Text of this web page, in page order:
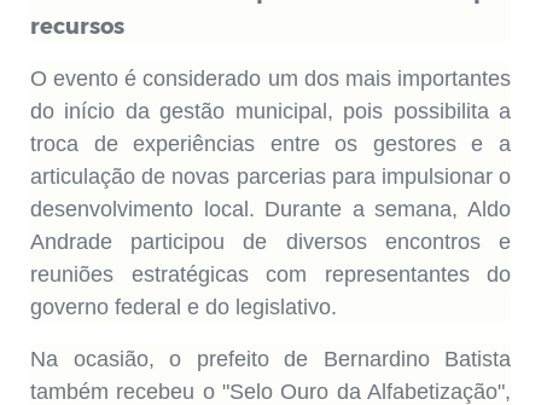
recursos
O evento é considerado um dos mais importantes
do início da gestão municipal, pois possibilita a
troca de experiências entre os gestores e a
articulação de novas parcerias para impulsionar o
desenvolvimento local. Durante a semana, Aldo
Andrade participou de diversos encontros e
reuniões estratégicas com representantes do
governo federal e do legislativo.
Na ocasião, o prefeito de Bernardino Batista
também recebeu o "Selo Ouro da Alfabetização",